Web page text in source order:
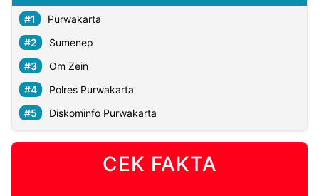
Purwakarta
Sumenep
Om Zein
Polres Purwakarta
Diskominfo Purwakarta
CEK FAKTA